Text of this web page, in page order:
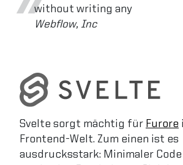
without writing any
Webflow, Inc
Svelte sorgt mächtig für Furore
Frontend-Welt. Zum einen ist es
ausdrucksstark: Minimaler